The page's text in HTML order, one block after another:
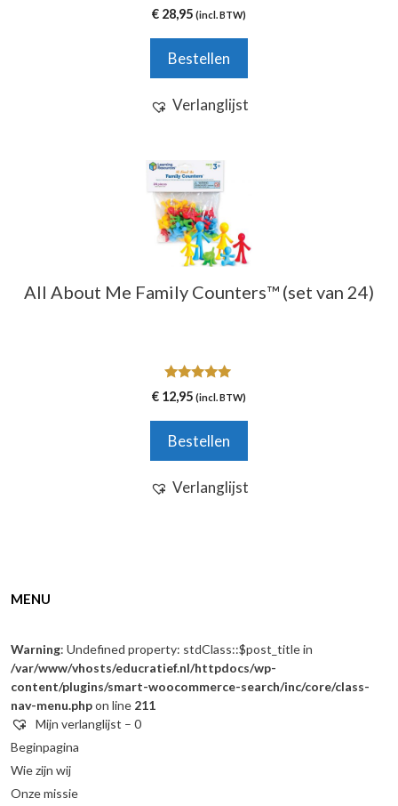
0
v
5
€ 28,95 (incl. BTW)
Bestellen
Verlanglijst
All About Me Family Counters™ (set van 24)
5.00
van 5
€ 12,95 (incl. BTW)
Bestellen
Verlanglijst
MENU
Warning: Undefined property: stdClass::$post_title in
/var/www/vhosts/educratief.nl/httpdocs/wp-
content/plugins/smart-woocommerce-search/inc/core/class-
nav-menu.phpon line 211
Mijn verlanglijst – 0
Beginpagina
Wie zijn wij
Onze missie